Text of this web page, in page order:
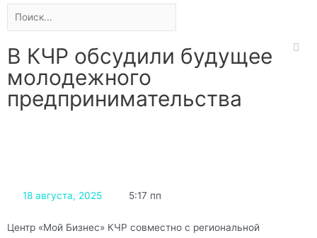
В КЧР обсудили будущее
молодежного
предпринимательства
18 августа, 2025 5:17 пп
Центр «Мой Бизнес» КЧР совместно с региональной